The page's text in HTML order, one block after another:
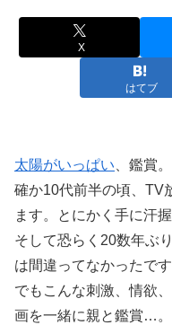
X
はてブ
太陽がいっぱい 、鑑賞。
確か10代前半の頃、TV
ます。とにかく手に汗
そして恐らく20数年ぶ
は間違ってなかったです
でもこんな刺激、情欲
画を一緒に親と鑑賞…。